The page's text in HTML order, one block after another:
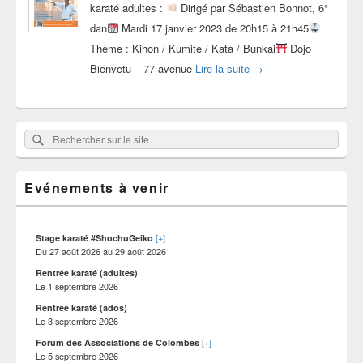
karaté adultes :
Dirigé par Sébastien Bonnot, 6°
dan
Mardi 17 janvier 2023 de 20h15 à 21h45
Thème : Kihon / Kumite / Kata / Bunkai
Dojo
Bienvetu – 77 avenue Lire la suite Stage avec Sébastien
→
Zone
principale
de
pour
Rechercher :
Rechercher
sur
site
Evénements à venir
Stage karaté #ShochuGeiko [+]
Du27 août 2026au29 août 2026
Rentrée karaté (adultes)
Le 1 septembre 2026
Rentrée karaté (ados)
Le3 septembre 2026
Forum des Associations de Colombes [+]
Le5 septembre 2026